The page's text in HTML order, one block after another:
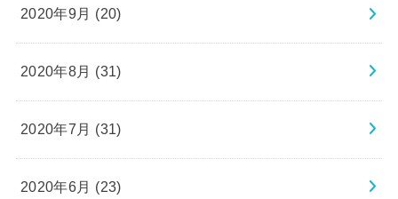
2020年9月 (20)
2020年8月 (31)
2020年7月 (31)
2020年6月 (23)